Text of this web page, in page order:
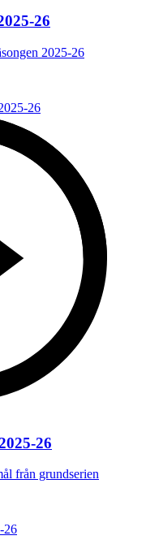
26
2025-26
26
från grundserien